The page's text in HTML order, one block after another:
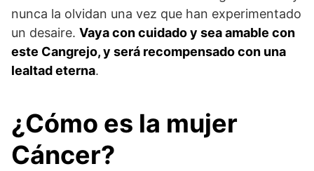
nunca la olvidan una vez que han experimentado
un desaire. Vaya con cuidado y sea amable con
este Cangrejo, y será recompensado con una
lealtad eterna.
¿Cómo es la mujer
Cáncer?